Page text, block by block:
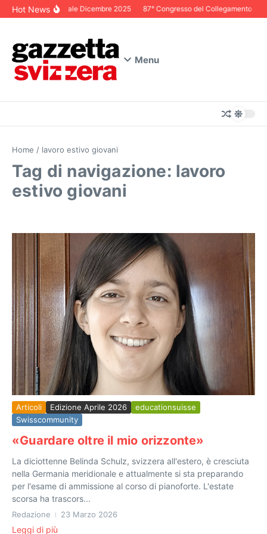
Salta al contenuto
Hot NewsEditoriale Dicembre 2025 87° Congresso del Collegamento
Menu
Home / lavoro estivo giovani
Tag di navigazione: lavoro
estivo giovani
Articoli Edizione Aprile 2026
educationsuisse
Swisscommunity
«Guardare oltre il mio orizzonte»
La diciottenne Belinda Schulz, svizzera all'estero, è cresciuta
nella Germania meridionale e attualmente si sta preparando
per l'esame di ammissione al corso di pianoforte. L'estate
scorsa ha trascors...
Redazione 23 Marzo 2026
Leggi di più